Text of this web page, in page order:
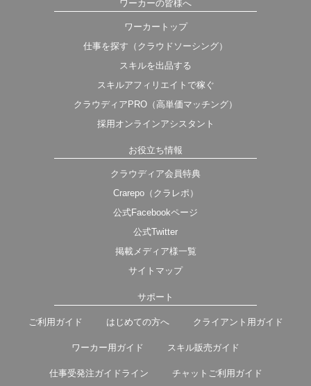
ワーカーの皆様へ
ワーカートップ
仕事を探す（クラウドソーシング）
スキルを出品する
スキルアフィリエイトで稼ぐ
クラウディアPRO（高単価マッチング）
採用オンラインアシスタント
お役立ち情報
クラウディア会員特典
Crarepo（クラレポ）
公式Facebookページ
公式Twitter
掲載メディア様一覧
サイトマップ
サポート
ご利用ガイド はじめての方へ クライアント用ガイド
ワーカー用ガイド スキル販売ガイド
仕事受発注ガイドライン チャットご利用ガイド